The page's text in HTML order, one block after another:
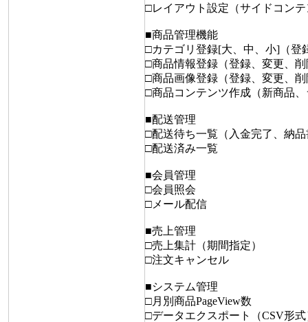
□レイアウト設定（サイドコン
■商品管理機能
□カテゴリ登録[大、中、小]（登
□商品情報登録（登録、変更、
□商品画像登録（登録、変更、
□商品コンテンツ作成（新商品
■配送管理
□配送待ち一覧（入金完了、納
□配送済み一覧
■会員管理
□会員照会
□メール配信
■売上管理
□売上集計（期間指定）
□注文キャンセル
■システム管理
□月別商品PageView数
□データエクスポート（CSV形式